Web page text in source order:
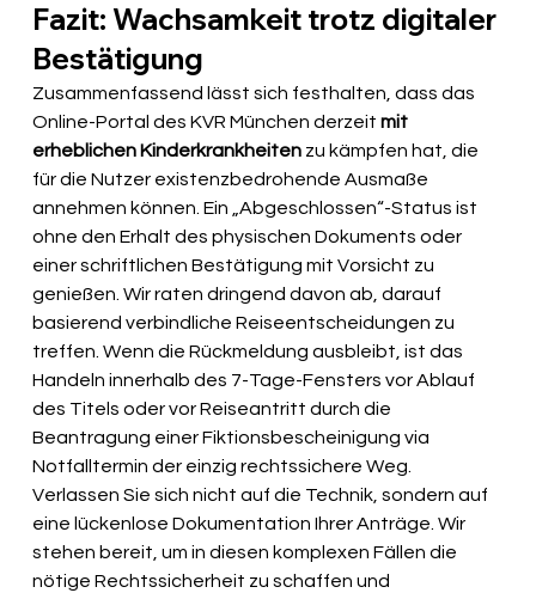
Fazit: Wachsamkeit trotz digitaler
Bestätigung
Zusammenfassend lässt sich festhalten, dass das
Online-Portal des KVR München derzeit mit
erheblichen Kinderkrankheiten zu kämpfen hat, die
für die Nutzer existenzbedrohende Ausmaße
annehmen können. Ein „Abgeschlossen“-Status ist
ohne den Erhalt des physischen Dokuments oder
einer schriftlichen Bestätigung mit Vorsicht zu
genießen. Wir raten dringend davon ab, darauf
basierend verbindliche Reiseentscheidungen zu
treffen. Wenn die Rückmeldung ausbleibt, ist das
Handeln innerhalb des 7-Tage-Fensters vor Ablauf
des Titels oder vor Reiseantritt durch die
Beantragung einer Fiktionsbescheinigung via
Notfalltermin der einzig rechtssichere Weg.
Verlassen Sie sich nicht auf die Technik, sondern auf
eine lückenlose Dokumentation Ihrer Anträge. Wir
stehen bereit, um in diesen komplexen Fällen die
nötige Rechtssicherheit zu schaffen und